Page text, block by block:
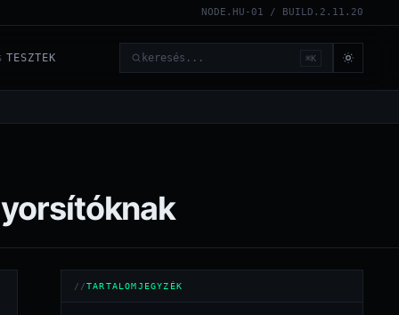
NODE.HU-01 / BUILD.2.11.20
TESZTEK Keresés ⌘K
TARTALOMJEGYZÉK